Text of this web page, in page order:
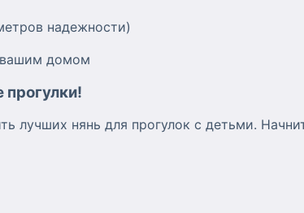
надежности)
вашим домом
прогулки!
лучших нянь для прогулок с детьми.